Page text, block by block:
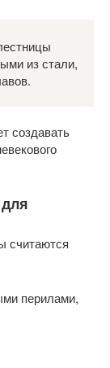
из стали,
создавать
считаются
перилами,